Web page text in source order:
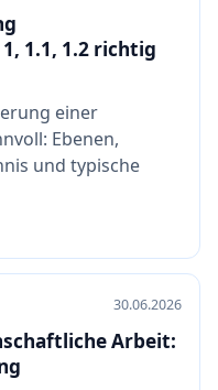
1.1, 1.2 richtig
einer
Ebenen,
und typische
30.06.2026
Arbeit: